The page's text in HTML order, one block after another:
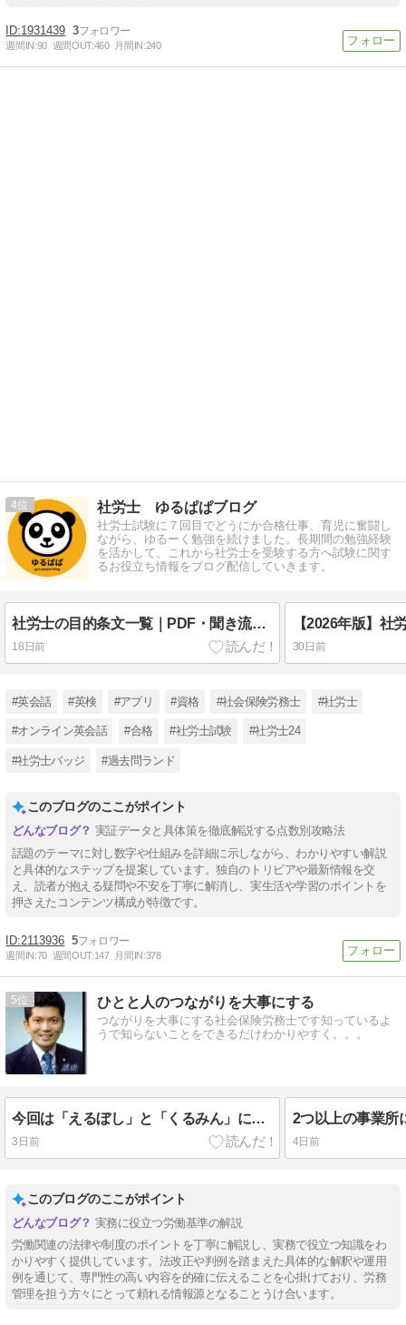
1931439 3
週間IN:90 週間OUT:460 月間IN:240
4 社労士 ゆるぱぱブログ
社労士試験に７回目でどうにか合格仕事、育児に奮闘し
ながら、ゆるーく勉強を続けました。長期間の勉強経験
を活かして、これから社労士を受験する方へ試験に関す
るお役立ち情報をブログ配信していきます。
社労士の目的条文一覧｜PDF・聞き流し・アプリを活用した効率的な覚え方【2026年版】
18日前 30日前
#英会話 #英検 #アプリ #資格 #社会保険労務士 #社労士
#オンライン英会話 #合格 #社労士試験 #社労士24
#社労士バッジ #過去問ランド
このブログのここがポイント
実証データと具体策を徹底解説する点数別攻略法
話題のテーマに対し数字や仕組みを詳細に示しながら、わかりやすい解説
と具体的なステップを提案しています。独自のトリビアや最新情報を交
え、読者が抱える疑問や不安を丁寧に解消し、実生活や学習のポイントを
押さえたコンテンツ構成が特徴です。
2113936 5
週間IN:70 週間OUT:147 月間IN:378
5 ひとと人のつながりを大事にする
つながりを大事にする社会保険労務士です知っているよ
うで知らないことをできるだけわかりやすく。。。
今回は「えるぼし」と「くるみん」についてざっくり…
3日前 4日前
このブログのここがポイント
実務に役立つ労働基準の解説
労働関連の法律や制度のポイントを丁寧に解説し、実務で役立つ知識をわ
かりやすく提供しています。法改正や判例を踏まえた具体的な解釈や運用
例を通じて、専門性の高い内容を的確に伝えることを心掛けており、労務
管理を担う方々にとって頼れる情報源となることうけ合います。